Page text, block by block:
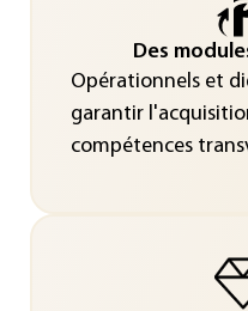
Des
Opérationnels et
garantir
compétences